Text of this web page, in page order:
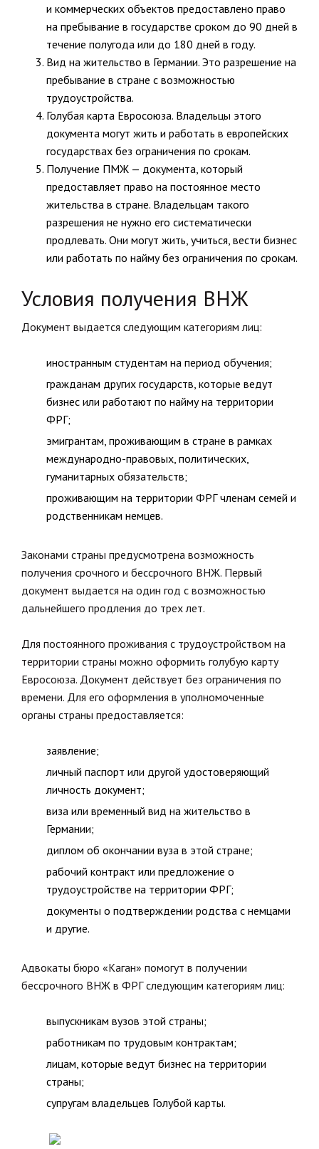
и коммерческих объектов предоставлено право
на пребывание в государстве сроком до 90 дней в
течение полугода или до 180 дней в году.
Вид на жительство в Германии. Это разрешение на
пребывание в стране с возможностью
трудоустройства.
Голубая карта Евросоюза. Владельцы этого
документа могут жить и работать в европейских
государствах без ограничения по срокам.
Получение ПМЖ — документа, который
предоставляет право на постоянное место
жительства в стране. Владельцам такого
разрешения не нужно его систематически
продлевать. Они могут жить, учиться, вести бизнес
или работать по найму без ограничения по срокам.
Условия получения ВНЖ
Документ выдается следующим категориям лиц:
иностранным студентам на период обучения;
гражданам других государств, которые ведут
бизнес или работают по найму на территории
ФРГ;
эмигрантам, проживающим в стране в рамках
международно-правовых, политических,
гуманитарных обязательств;
проживающим на территории ФРГ членам семей и
родственникам немцев.
Законами страны предусмотрена возможность
получения срочного и бессрочного ВНЖ. Первый
документ выдается на один год с возможностью
дальнейшего продления до трех лет.
Для постоянного проживания с трудоустройством на
территории страны можно оформить голубую карту
Евросоюза. Документ действует без ограничения по
времени. Для его оформления в уполномоченные
органы страны предоставляется:
заявление;
личный паспорт или другой удостоверяющий
личность документ;
виза или временный вид на жительство в
Германии;
диплом об окончании вуза в этой стране;
рабочий контракт или предложение о
трудоустройстве на территории ФРГ;
документы о подтверждении родства с немцами
и другие.
Адвокаты бюро «Каган» помогут в получении
бессрочного ВНЖ в ФРГ следующим категориям лиц:
выпускникам вузов этой страны;
работникам по трудовым контрактам;
лицам, которые ведут бизнес на территории
страны;
супругам владельцев Голубой карты.